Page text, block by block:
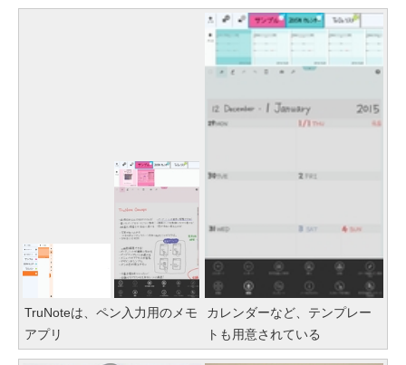
TruNoteは、ペン入力用のメモ
アプリ
カレンダーなど、テンプレー
トも用意されている